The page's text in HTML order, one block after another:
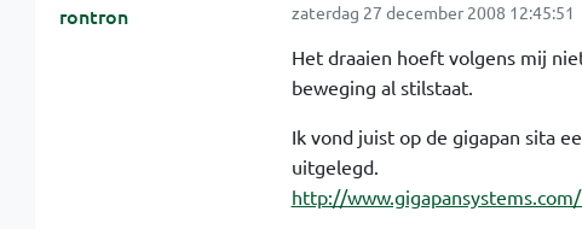
rontron zaterdag 27 december 2008 12:45:51
Het draaien hoeft volgens mij
beweging al stilstaat.
Ik vond juist op de gigapan sita
uitgelegd.
http://